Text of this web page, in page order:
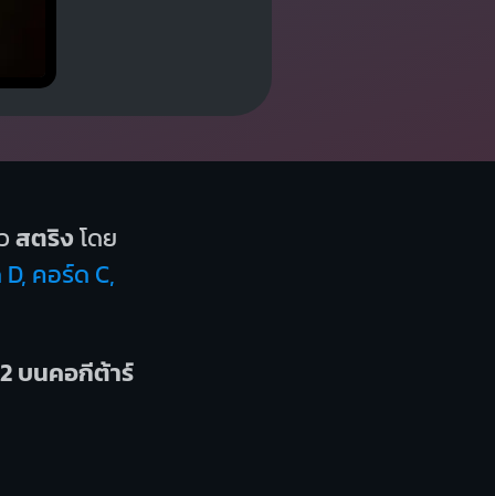
สตริงโดย
คอร์ด C,
บนคอกีต้าร์